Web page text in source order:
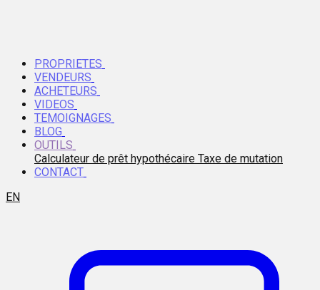
PROPRIETES
VENDEURS
ACHETEURS
VIDEOS
TEMOIGNAGES
BLOG
OUTILS
Calculateur de prêt hypothécaire Taxe de mutation
CONTACT
EN